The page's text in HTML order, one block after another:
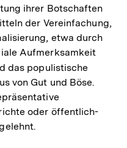
ihrer Botschaften
der Vereinfachung,
etwa durch
Aufmerksamkeit
das populistische
von Gut und Böse.
oder öffentlich-